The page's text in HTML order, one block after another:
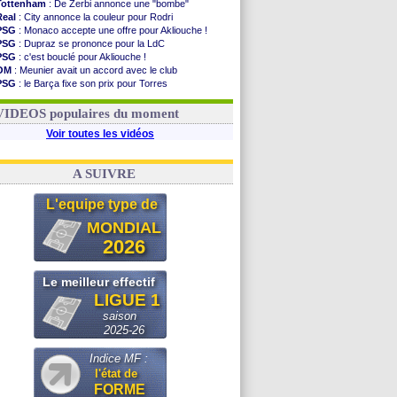
: De Zerbi annonce une "bombe"
: City annonce la couleur pour Rodri
: Monaco accepte une offre pour Akliouche !
: Dupraz se prononce pour la LdC
: c'est bouclé pour Akliouche !
: Meunier avait un accord avec le club
: le Barça fixe son prix pour Torres
: Infantino sollicite Trump
populaires du moment
Voir toutes les vidéos
A SUIVRE
L'equipe type de
MONDIAL
2026
Le meilleur effectif
LIGUE 1
saison
2025-26
Indice MF :
l'état de
FORME